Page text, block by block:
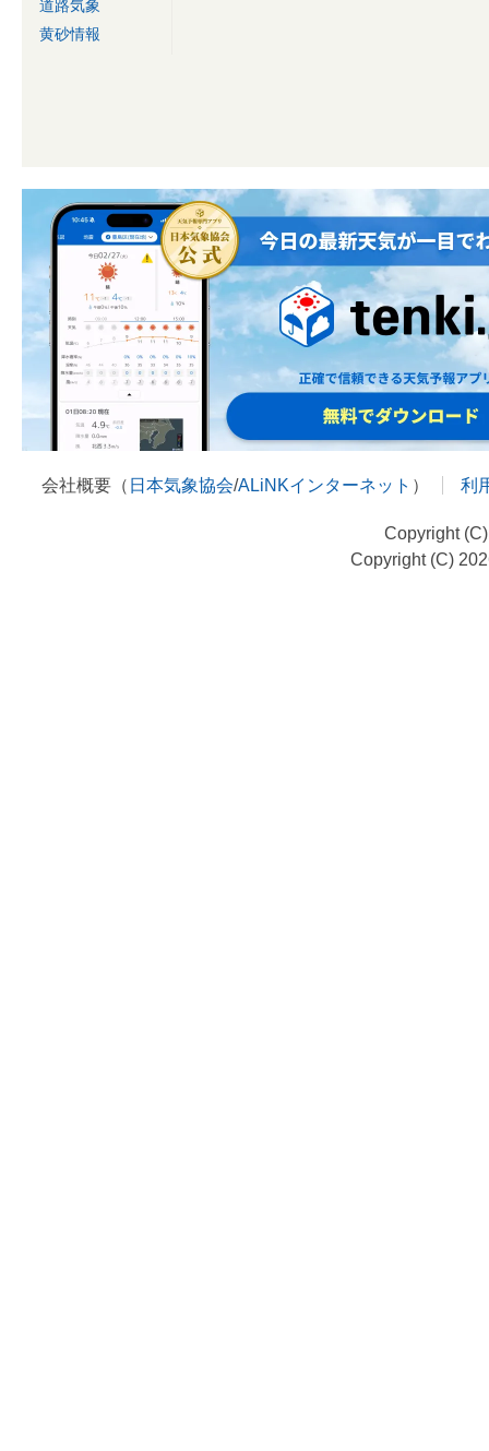
道路気象
黄砂情報
会社概要（ 日本気象協会/ALiNKインターネット ） 利
Copyright
Copyright (C)